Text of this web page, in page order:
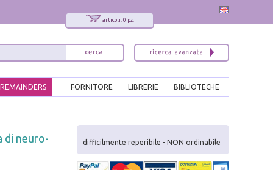
articoli: 0 pz.
BIBLIOTECHE
LIBRERIE
FORNITORE
REMAINDERS
di neuro-
difficilmente reperibile - NON ordinabile
x
Interessato ai nostri libri?
Allora iscriviti alla nostra newsletter!